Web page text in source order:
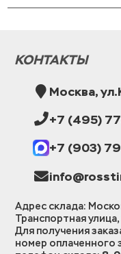
КОНТАКТЫ
Москва,
+7 (495)
+7 (903)
Адрес склада:
Транспортная улица,
Для получения
номер оплаченного